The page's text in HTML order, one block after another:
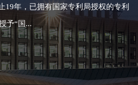
19年，已拥有国家专利局授权的专利
予“国...